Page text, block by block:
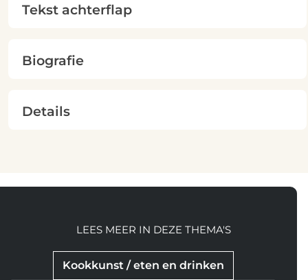
Tekst achterflap
Biografie
Details
Kookkunst / eten en drinken
LEES MEER IN DEZE THEMA'S